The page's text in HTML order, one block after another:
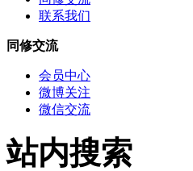
联系我们
同修交流
会员中心
微博关注
微信交流
站内搜索